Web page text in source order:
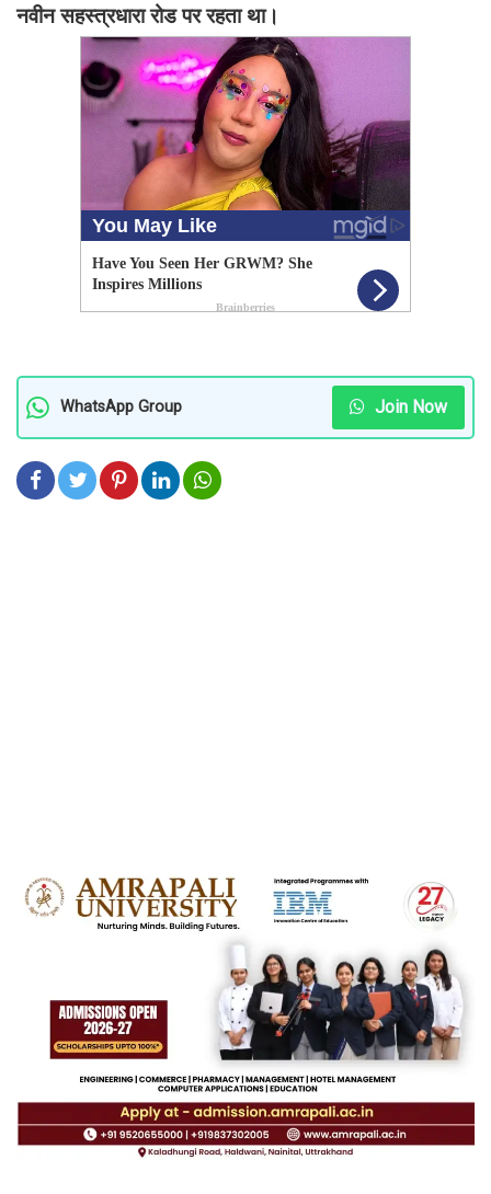
नवीन सहस्त्रधारा रोड पर रहता था।
WhatsApp Group Join Now